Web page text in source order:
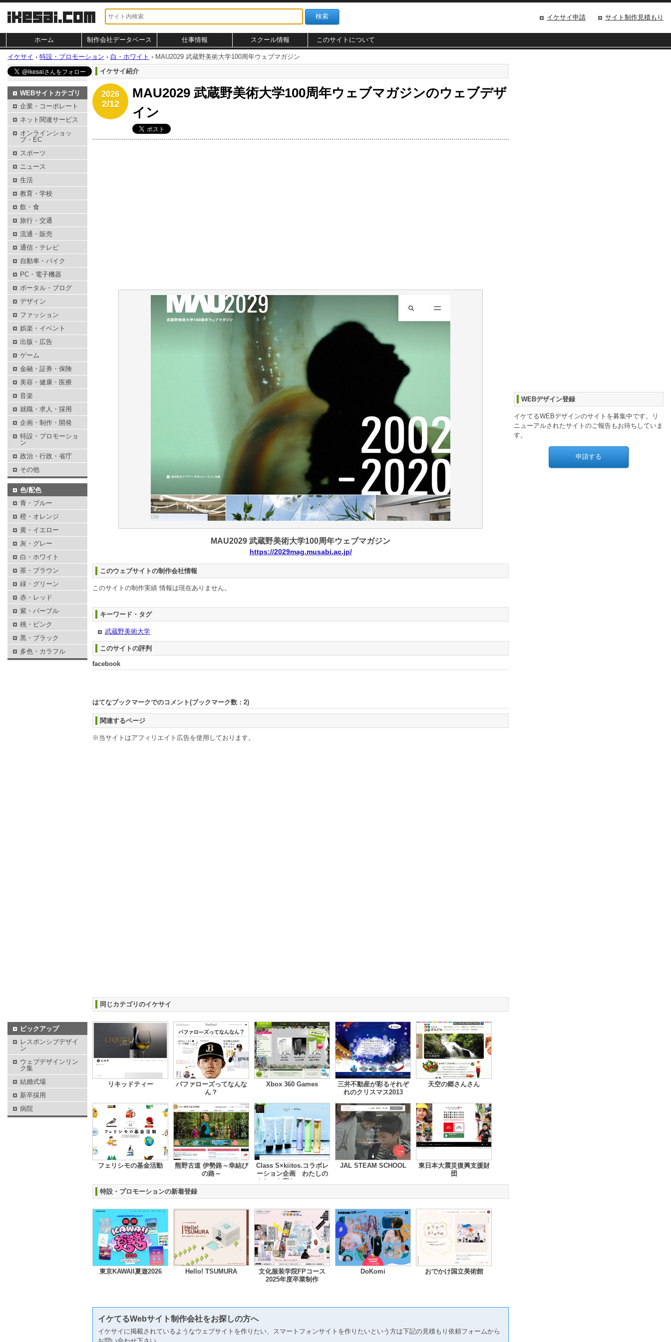
ホーム 制作会社データベース 仕事情報 スクール情報 このサイトについて
イケサイ申請 サイト制作見積もり
イケサイ › 特設・プロモーション › 白・ホワイト › MAU2029 武蔵野美術大学100周年ウェブマガジン
イケサイ紹介
2026
2/12
MAU2029 武蔵野美術大学100周年ウェブマガジンのウェブデザ
イン
MAU2029 武蔵野美術大学100周年ウェブマガジン
https://2029mag.musabi.ac.jp/
このウェブサイトの制作会社情報
このサイトの制作実績 情報は現在ありません。
キーワード・タグ
武蔵野美術大学
このサイトの評判
facebook
はてなブックマークでのコメント(ブックマーク数： 2)
関連するページ
※当サイトはアフィリエイト広告を使用しております。
同じカテゴリのイケサイ
リキッドティー
バファローズってなんな
ん？
Xbox 360 Games
三井不動産が彩るそれぞ
れのクリスマス2013
天空の郷さんさん
フェリシモの基金活動
熊野古道 伊勢路～幸結び
の路～
Class S×kiitos.コラボレ
ーション企画 わたしの
きれいを育むエッセンス
JAL STEAM SCHOOL
東日本大震災復興支援財
団
特設・プロモーションの新着登録
東京KAWAII夏遊2026 Hello! TSUMURA
文化服装学院FPコース
2025年度卒業制作
DoKomi おでかけ国立美術館
イケてるWebサイト制作会社をお探しの方へ
イケサイに掲載されているようなウェブサイトを作りたい、スマートフォンサイトを作りたいという方は下記の見積もり依頼フォームから
WEBデザイン登録
イケてるWEBデザインのサイトを募集中です。リ
ニューアルされたサイトのご報告もお待ちしていま
す。
WEBサイトカテゴリ
企業・コーポレート
ネット関連サービス
オンラインショッ
プ・EC
スポーツ
ニュース
生活
教育・学校
飲・食
旅行・交通
流通・販売
通信・テレビ
自動車・バイク
PC・電子機器
ポータル・ブログ
デザイン
ファッション
娯楽・イベント
出版・広告
ゲーム
金融・証券・保険
美容・健康・医療
音楽
就職・求人・採用
企画・制作・開発
特設・プロモーショ
ン
政治・行政・省庁
その他
色/配色
青・ブルー
橙・オレンジ
黄・イエロー
灰・グレー
白・ホワイト
茶・ブラウン
緑・グリーン
赤・レッド
紫・パープル
桃・ピンク
黒・ブラック
多色・カラフル
ピックアップ
レスポンシブデザイ
ン
ウェブデザインリン
ク集
結婚式場
新卒採用
病院